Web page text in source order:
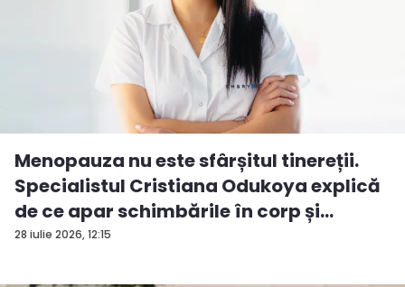
28 iulie 2026, 12:15
Menopauza nu este sfârșitul tinereții.
Specialistul Cristiana Odukoya explică
de ce apar schimbările în corp și
stările...